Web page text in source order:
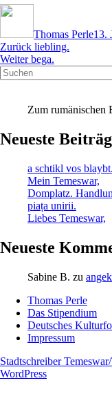
Thomas Perle13.
Zurück Vorheriger
Beitrag:
liebling.
Weiter Nächster
Beitrag:
bega.
Suchen
Zum rumänischen
Neueste
a schtikl vos blaybt.
Mein Temeswar,
Domplatz.
piața unirii.
Liebes Temeswar,
Neueste
Sabine B. zu
Thomas Perle
Das Stipendium
Deutsches
Impressum
Stadtschreiber
WordPress